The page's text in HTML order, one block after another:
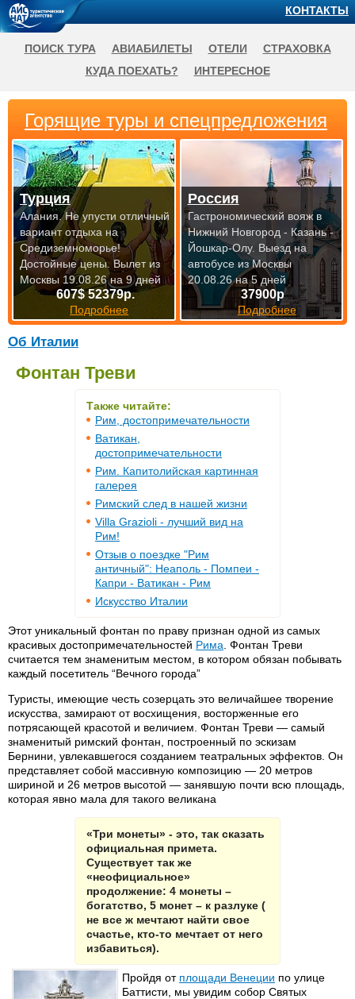
Об Италии
Фонтан Треви
Также читайте:
Рим, достопримечательности
Ватикан,
достопримечательности
Рим. Капитолийская картинная
галерея
Римский след в нашей жизни
Villa Grazioli - лучший вид на
Рим!
Отзыв о поездке "Рим
античный": Неаполь - Помпеи -
Капри - Ватикан - Рим
Искусство Италии
Этот уникальный фонтан по праву признан одной из самых
красивых достопримечательностей Рима . Фонтан Треви
считается тем знаменитым местом, в котором обязан побывать
каждый посетитель “Вечного города”
Туристы, имеющие честь созерцать это величайшее творение
искусства, замирают от восхищения, восторженные его
потрясающей красотой и величием. Фонтан Треви — самый
знаменитый римский фонтан, построенный по эскизам
Бернини, увлекавшегося созданием театральных эффектов. Он
представляет собой массивную композицию — 20 метров
шириной и 26 метров высотой — занявшую почти всю площадь,
которая явно мала для такого великана
«Три монеты» - это, так сказать
официальная примета.
Существует так же
«неофициальное»
продолжение: 4 монеты –
богатство, 5 монет – к разлуке (
не все ж мечтают найти свое
счастье, кто-то мечтает от него
избавиться).
Пройдя от площади Венеции по улице
Баттисти, мы увидим собор Святых
Горящие туры и спецпредложения
607$ 52379р.
Подробнее
Турция
Алания. Не упусти отличный
вариант отдыха на
Средиземноморье!
Достойные цены. Вылет из
Москвы 19.08.26 на 9 дней
37900р
Подробнее
Россия
Гастрономический вояж в
Нижний Новгород - Казань -
Йошкар-Олу. Выезд на
автобусе из Москвы
20.08.26 на 5 дней
КОНТАКТЫ
ПОИСК ТУРА АВИАБИЛЕТЫ ОТЕЛИ
СТРАХОВКА
КУДА ПОЕХАТЬ?
ИНТЕРЕСНОЕ